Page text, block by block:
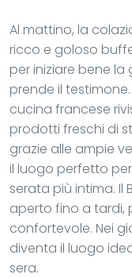
Al mattino, la
ricco e goloso
per iniziare bene la
prende il
cucina francese
prodotti freschi di
grazie alle ampie
il luogo perfetto
serata più intima. Il
aperto fino a tardi,
confortevole. Nei
diventa il luogo
sera.